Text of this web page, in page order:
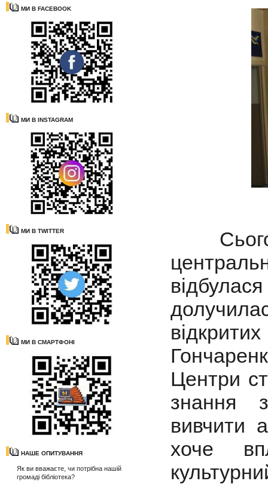
МИ В FACEBOOK
МИ В INSTAGRAM
МИ В TWITTER
МИ В СМАРТФОНІ
НАШЕ ОПИТУВАННЯ
Як ви вважаєте, чи потрібна нашій
громаді бібліотека?
Центри
знання
вивчити
хоче